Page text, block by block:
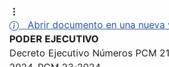
Abrir documento en una nueva
PODER EJECUTIVO
Decreto Ejecutivo Números PCM